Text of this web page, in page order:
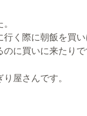
行く際に朝飯を買
のに買いに来たり
屋さんです。